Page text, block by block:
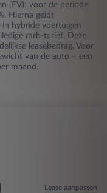
(EV): voor de periode
Hierna geldt
in hybride voertuigen
mrb-tarief. Deze
leasebedrag. Voor
van de auto – een
maand.
Lease aanpassen